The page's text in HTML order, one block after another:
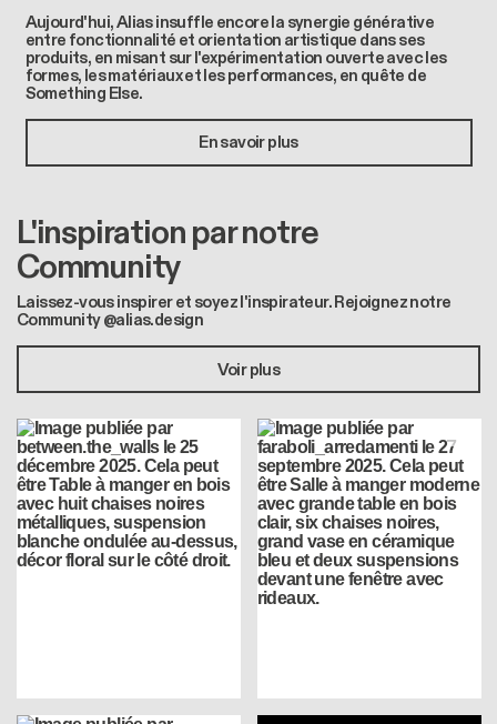
Aujourd'hui, Alias insuffle encore la synergie générative
entre fonctionnalité et orientation artistique dans ses
produits, en misant sur l'expérimentation ouverte avec les
formes, les matériaux et les performances, en quête de
Something Else.
En savoir plus
L'inspiration par notre
Community
Laissez-vous inspirer et soyez l'inspirateur. Rejoignez notre
Community @alias.design
Voir plus